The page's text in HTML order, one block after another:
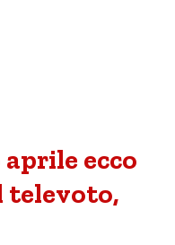
ecco
televoto,